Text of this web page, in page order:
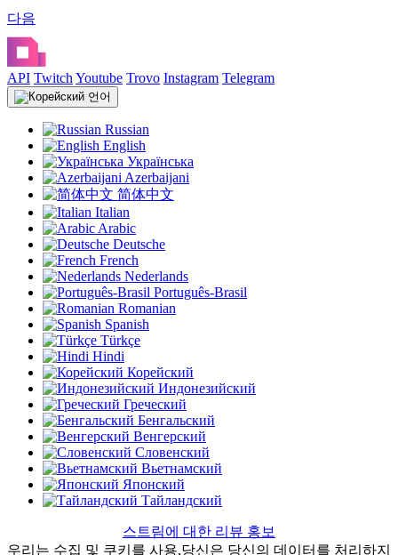
다음
API Twitch Youtube Trovo Instagram Telegram
언어
Russian
English
Українська
Azerbaijani
简体中文
Italian
Arabic
Deutsche
French
Nederlands
Português-Brasil
Romanian
Spanish
Türkçe
Hindi
Корейский
Индонезийский
Греческий
Бенгальский
Венгерский
Словенский
Вьетнамский
Японский
Тайландский
스트림에 대한 리뷰 홍보
우리는 수집 및 쿠키를 사용,당신은 당신의 데이터를 처리하지